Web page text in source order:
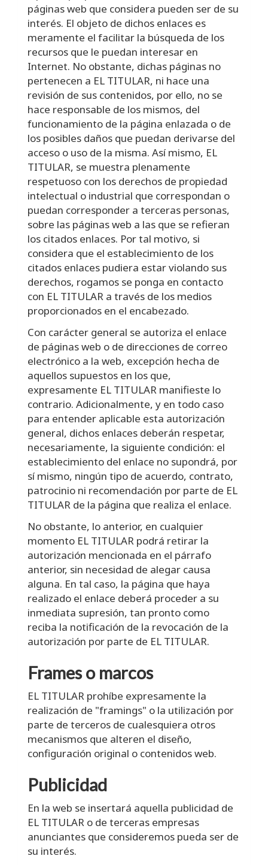
páginas web que considera pueden ser de su
interés. El objeto de dichos enlaces es
meramente el facilitar la búsqueda de los
recursos que le puedan interesar en
Internet. No obstante, dichas páginas no
pertenecen a EL TITULAR, ni hace una
revisión de sus contenidos, por ello, no se
hace responsable de los mismos, del
funcionamiento de la página enlazada o de
los posibles daños que puedan derivarse del
acceso o uso de la misma. Así mismo, EL
TITULAR, se muestra plenamente
respetuoso con los derechos de propiedad
intelectual o industrial que correspondan o
puedan corresponder a terceras personas,
sobre las páginas web a las que se refieran
los citados enlaces. Por tal motivo, si
considera que el establecimiento de los
citados enlaces pudiera estar violando sus
derechos, rogamos se ponga en contacto
con EL TITULAR a través de los medios
proporcionados en el encabezado.
Con carácter general se autoriza el enlace
de páginas web o de direcciones de correo
electrónico a la web, excepción hecha de
aquellos supuestos en los que,
expresamente EL TITULAR manifieste lo
contrario. Adicionalmente, y en todo caso
para entender aplicable esta autorización
general, dichos enlaces deberán respetar,
necesariamente, la siguiente condición: el
establecimiento del enlace no supondrá, por
sí mismo, ningún tipo de acuerdo, contrato,
patrocinio ni recomendación por parte de EL
TITULAR de la página que realiza el enlace.
No obstante, lo anterior, en cualquier
momento EL TITULAR podrá retirar la
autorización mencionada en el párrafo
anterior, sin necesidad de alegar causa
alguna. En tal caso, la página que haya
realizado el enlace deberá proceder a su
inmediata supresión, tan pronto como
reciba la notificación de la revocación de la
autorización por parte de EL TITULAR.
Frames o marcos
EL TITULAR prohíbe expresamente la
realización de "framings" o la utilización por
parte de terceros de cualesquiera otros
mecanismos que alteren el diseño,
configuración original o contenidos web.
Publicidad
En la web se insertará aquella publicidad de
EL TITULAR o de terceras empresas
anunciantes que consideremos pueda ser de
su interés.